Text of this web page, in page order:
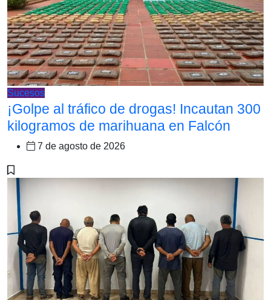
Sucesos
¡Golpe al tráfico de drogas! Incautan 300
kilogramos de marihuana en Falcón
7 de agosto de 2026